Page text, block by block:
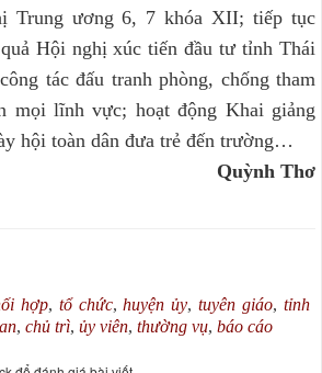
Trung ương 6, 7 khóa XII; tiếp tục
Hội nghị xúc tiến đầu tư tỉnh Thái
tác đấu tranh phòng, chống tham
mọi lĩnh vực; hoạt động Khai giảng
hội toàn dân đưa trẻ đến trường…
Thơ
hợp, tổ chức,huyện ủy,tuyên giáo,tỉnh
, chủ trì, ủy viên, thường vụ, báo cáo